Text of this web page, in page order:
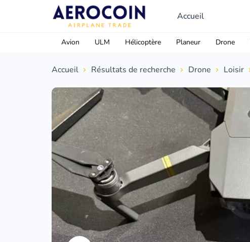
Accueil
Avion ULM Hélicoptère Planeur Drone
Accueil Résultats de recherche Drone Loisir